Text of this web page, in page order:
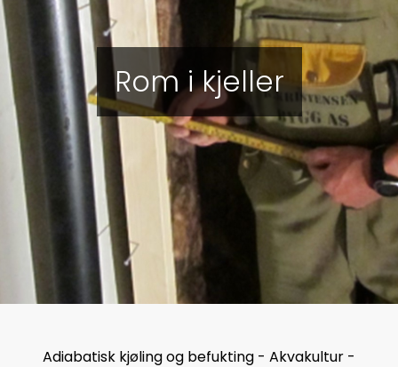
Rom i kjeller
Adiabatisk kjøling og befukting - Akvakultur -